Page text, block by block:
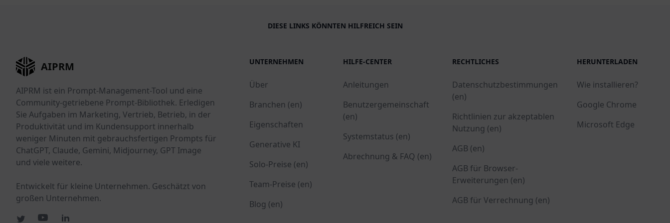
DIESE LINKS KÖNNTEN HILFREICH SEIN
AIPRM
AIPRM ist ein Prompt-Management-Tool und eine
Community-getriebene Prompt-Bibliothek. Erledigen
Sie Aufgaben im Marketing, Vertrieb, Betrieb, in der
Produktivität und im Kundensupport innerhalb
weniger Minuten mit gebrauchsfertigen Prompts für
ChatGPT, Claude, Gemini, Midjourney, GPT Image
und viele weitere.
Entwickelt für kleine Unternehmen. Geschätzt von
großen Unternehmen.
UNTERNEHMEN
Über
Branchen (en)
Eigenschaften
Generative KI
Solo-Preise (en)
Team-Preise (en)
Blog (en)
HILFE-CENTER
Anleitungen
Benutzergemeinschaft
(en)
Systemstatus (en)
Abrechnung & FAQ (en)
RECHTLICHES
Datenschutzbestimmungen
(en)
Richtlinien zur akzeptablen
Nutzung (en)
AGB (en)
AGB für Browser-
Erweiterungen (en)
AGB für Verrechnung (en)
HERUNTERLADEN
Wie installieren?
Google Chrome
Microsoft Edge